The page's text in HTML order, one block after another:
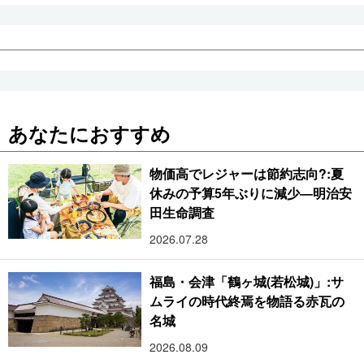
あなたにおすすめ
物価高でレジャーは節約志向?:夏
休みの予算5年ぶりに減少―明治安
田生命調査
2026.07.28
福島・会津「鶴ヶ城(若松城)」:サ
ムライの時代終焉を物語る赤瓦の
名城
2026.08.09